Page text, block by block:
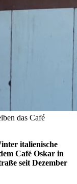
das Café
italienische
Café Oskar in
seit Dezember